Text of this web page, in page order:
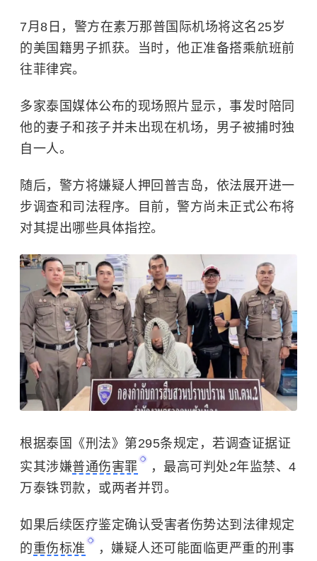
7月8日，警方在素万那普国际机场将这名25岁
的美国籍男子抓获。当时，他正准备搭乘航班前
往菲律宾。
多家泰国媒体公布的现场照片显示，事发时陪同
他的妻子和孩子并未出现在机场，男子被捕时独
自一人。
随后，警方将嫌疑人押回普吉岛，依法展开进一
步调查和司法程序。目前，警方尚未正式公布将
对其提出哪些具体指控。
根据泰国《刑法》第295条规定，若调查证据证
实其涉嫌普通伤害罪
，最高可判处2年监禁、4
万泰铢罚款，或两者并罚。
如果后续医疗鉴定确认受害者伤势达到法律规定
的重伤标准
，嫌疑人还可能面临更严重的刑事